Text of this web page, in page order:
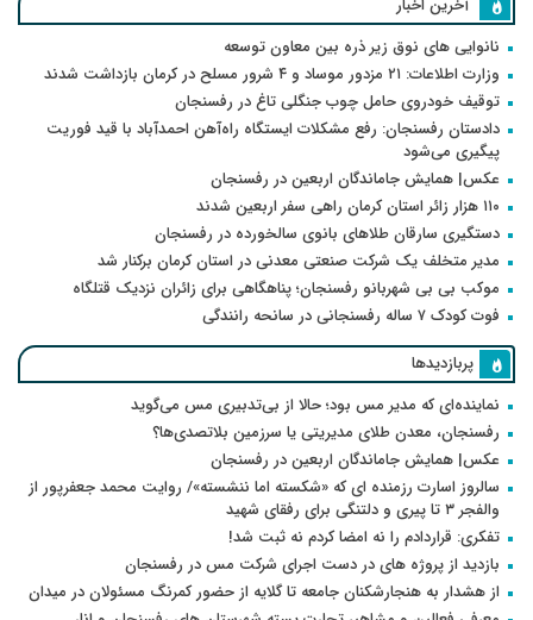
آخرین اخبار
نانوایی های نوق زیر ذره بین معاون توسعه
وزارت اطلاعات: ۲۱ مزدور موساد و ۴ شرور مسلح در کرمان بازداشت شدند
توقیف خودروی حامل چوب جنگلی تاغ در رفسنجان
دادستان رفسنجان: رفع مشکلات ایستگاه راه‌آهن احمدآباد با قید فوریت
پیگیری می‌شود
عکس| همایش جاماندگان اربعین در رفسنجان
۱۱۰ هزار زائر استان کرمان راهی سفر اربعین شدند
دستگیری سارقان طلاهای بانوی سالخورده در رفسنجان
مدیر متخلف یک شرکت صنعتی معدنی در استان کرمان برکنار شد
موکب بی بی شهربانو رفسنجان؛ پناهگاهی برای زائران نزدیک قتلگاه
فوت کودک ۷ ساله رفسنجانی در سانحه رانندگی
پربازدیدها
نماینده‌ای که مدیر مس بود؛ حالا از بی‌تدبیری مس می‌گوید
رفسنجان، معدن طلای مدیریتی یا سرزمین بلاتصدی‌ها؟
عکس| همایش جاماندگان اربعین در رفسنجان
سالروز اسارت رزمنده ای که «شکسته اما ننشسته»/ روایت محمد جعفرپور از
والفجر ۳ تا پیری و دلتنگی برای رفقای شهید
تفکری: قراردادم را نه امضا کردم نه ثبت شد!
بازدید از پروژه های در دست اجرای شرکت مس در رفسنجان
از هشدار به هنجارشکنان جامعه تا گلایه از حضور کمرنگ مسئولان در میدان